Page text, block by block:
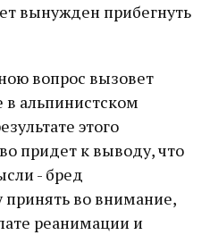
вынужден прибегнуть
вопрос вызовет
в альпинистском
этого
придет к выводу, что
- бред
во внимание,
реанимации и